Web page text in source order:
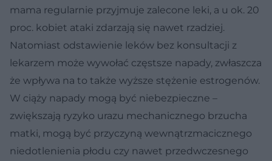
mama regularnie przyjmuje zalecone leki, a u ok. 20
proc. kobiet ataki zdarzają się nawet rzadziej.
Natomiast odstawienie leków bez konsultacji z
lekarzem może wywołać częstsze napady, zwłaszcza
że wpływa na to także wyższe stężenie estrogenów.
W ciąży napady mogą być niebezpieczne –
zwiększają ryzyko urazu mechanicznego brzucha
matki, mogą być przyczyną wewnątrzmacicznego
niedotlenienia płodu czy nawet przedwczesnego